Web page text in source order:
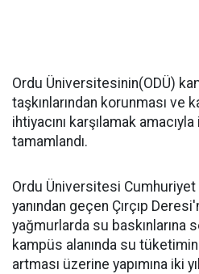
Ordu Üniversitesinin(ODÜ)
taşkınlarından korunması ve
ihtiyacını karşılamak
tamamlandı.
Ordu Üniversitesi
yanından geçen Çırçıp
yağmurlarda su baskınlarına
kampüs alanında su
artması üzerine yapımına iki